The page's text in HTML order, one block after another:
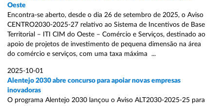
Oeste
Encontra-se aberto, desde o dia 26 de setembro de 2025, o Aviso
CENTRO2030-2025-27 relativo ao Sistema de Incentivos de Base
Territorial – ITI CIM do Oeste – Comércio e Serviços, destinado ao
apoio de projetos de investimento de pequena dimensão na área
do comércio e serviços, com uma taxa máxima ...
2025-10-01
Alentejo 2030 abre concurso para apoiar novas empresas
inovadoras
O programa Alentejo 2030 lançou o Aviso ALT2030-2025-25 para